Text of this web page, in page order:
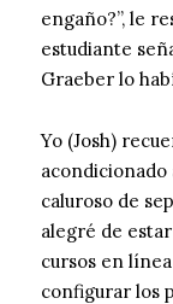
engaño?”, le
estudiante
Graeber lo
Yo (Josh)
caluroso de
alegré de
cursos en
configurar los